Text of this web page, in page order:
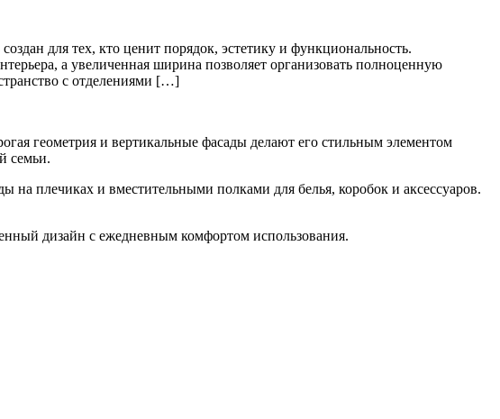
для тех, кто ценит порядок, эстетику и функциональность.
а увеличенная ширина позволяет организовать полноценную
с отделениями […]
геометрия и вертикальные фасады делают его стильным элементом
семьи.
плечиках и вместительными полками для белья, коробок и аксессуаров.
дизайн с ежедневным комфортом использования.